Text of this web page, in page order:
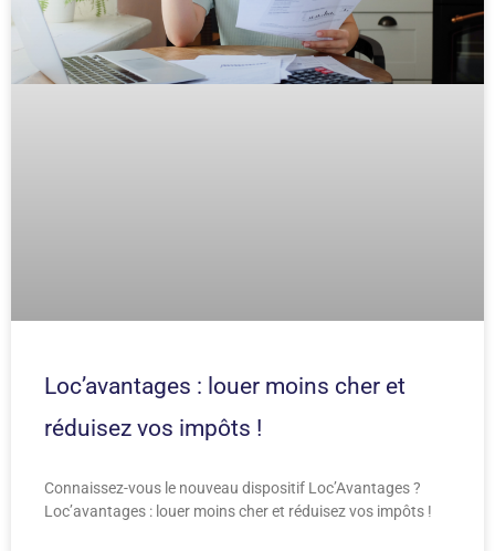
Loc’avantages : louer moins cher et
réduisez vos impôts !
Connaissez-vous le nouveau dispositif Loc’Avantages ?
Loc’avantages : louer moins cher et réduisez vos impôts !